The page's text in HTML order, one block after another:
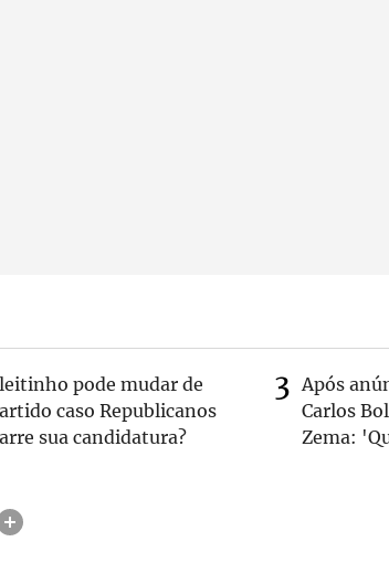
pode mudar de
caso Republicanos
sua candidatura?
Após
Carlos
Zema: